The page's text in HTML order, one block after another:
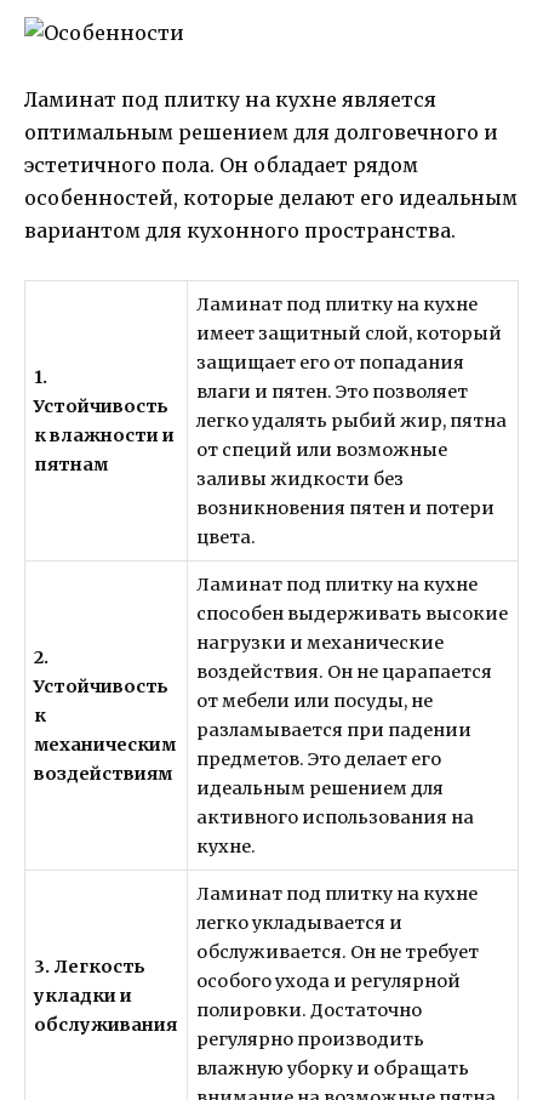
Ламинат под плитку на кухне является
оптимальным решением для долговечного и
эстетичного пола. Он обладает рядом
особенностей, которые делают его идеальным
вариантом для кухонного пространства.
1.
Устойчивость
к влажности и
пятнам
Ламинат под плитку на кухне
имеет защитный слой, который
защищает его от попадания
влаги и пятен. Это позволяет
легко удалять рыбий жир, пятна
от специй или возможные
заливы жидкости без
возникновения пятен и потери
цвета.
2.
Устойчивость
к
механическим
воздействиям
Ламинат под плитку на кухне
способен выдерживать высокие
нагрузки и механические
воздействия. Он не царапается
от мебели или посуды, не
разламывается при падении
предметов. Это делает его
идеальным решением для
активного использования на
кухне.
3. Легкость
укладки и
обслуживания
Ламинат под плитку на кухне
легко укладывается и
обслуживается. Он не требует
особого ухода и регулярной
полировки. Достаточно
регулярно производить
влажную уборку и обращать